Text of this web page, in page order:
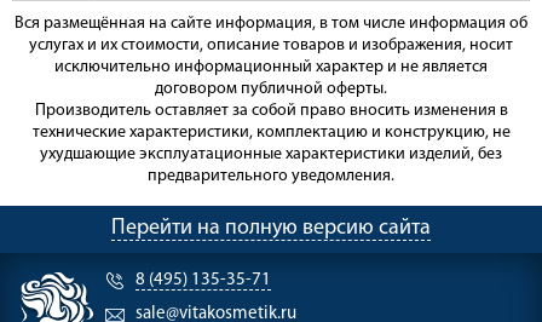
Вся размещённая на сайте информация, в том числе информация об
услугах и их стоимости, описание товаров и изображения, носит
исключительно информационный характер и не является
договором публичной оферты.
Производитель оставляет за собой право вносить изменения в
технические характеристики, комплектацию и конструкцию, не
ухудшающие эксплуатационные характеристики изделий, без
предварительного уведомления.
Перейти на полную версию сайта
8 (495) 135-35-71
sale@vitakosmetik.ru